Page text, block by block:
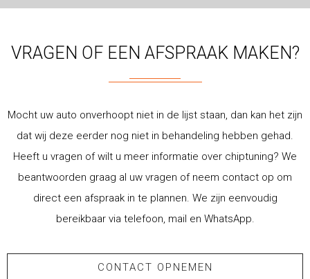
VRAGEN OF EEN AFSPRAAK MAKEN?
Mocht uw auto onverhoopt niet in de lijst staan, dan kan het zijn
dat wij deze eerder nog niet in behandeling hebben gehad.
Heeft u vragen of wilt u meer informatie over chiptuning? We
beantwoorden graag al uw vragen of neem contact op om
direct een afspraak in te plannen. We zijn eenvoudig
bereikbaar via telefoon, mail en WhatsApp.
CONTACT OPNEMEN